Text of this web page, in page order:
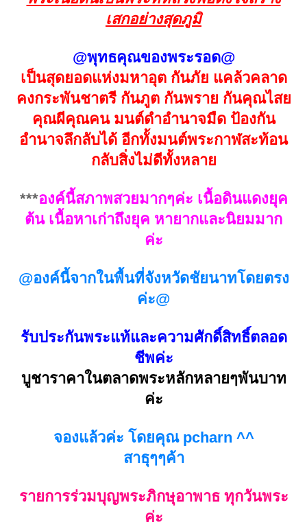
เสกอย่างสุดภูมิ
@พุทธคุณของพระรอด@
เป็นสุดยอดแห่งมหาอุต กันภัย แคล้วคลาด
คงกระพันชาตรี กันภูต กันพราย กันคุณไสย
คุณผีคุณคน มนต์ดำอำนาจมืด ป้องกัน
อำนาจลึกลับได้ อีกทั้งมนต์พระกาฬสะท้อน
กลับสิ่งไม่ดีทั้งหลาย
***องค์นี้สภาพสวยมากๆค่ะ เนื้อดินแดงยุค
ต้น เนื้อหาเก่าถึงยุค หายากและนิยมมาก
ค่ะ
@องค์นี้จากในพื้นที่จังหวัดชัยนาทโดยตรง
ค่ะ@
รับประกันพระแท้และความศักดิ์สิทธิ์ตลอด
ชีพค่ะ
บูชาราคาในตลาดพระหลักหลายๆพันบาท
ค่ะ
จองแล้วค่ะ โดยคุณ pcharn ^^
สาธุๆๆค้า
รายการร่วมบุญพระภิกษุอาพาธ ทุกวันพระ
ค่ะ